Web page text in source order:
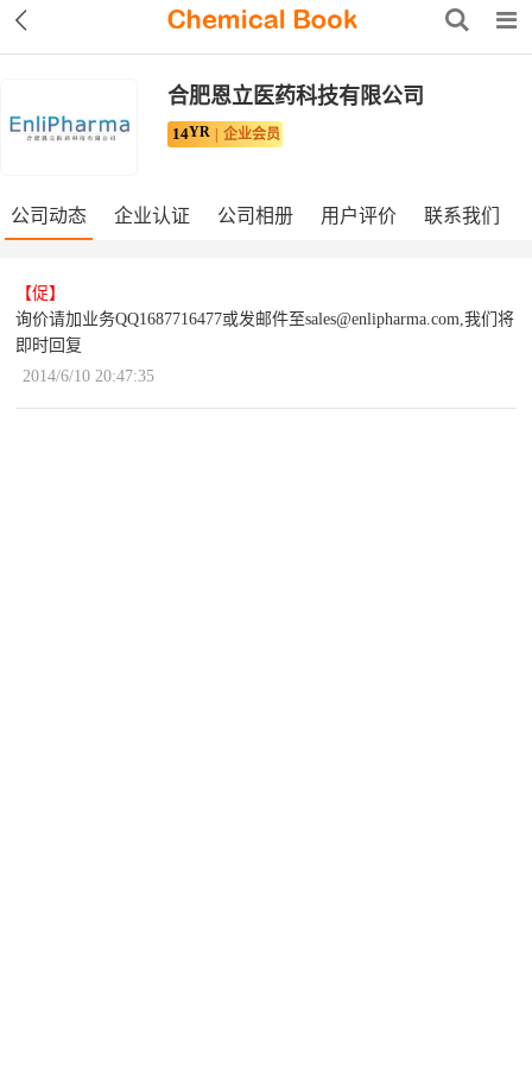
合肥恩立医药科技有限公司
14YR 企业会员
公司动态 企业认证 公司相册 用户评价 联系我们
【促】
询价请加业务QQ1687716477或发邮件至sales@enlipharma.com,我们将
即时回复
2014/6/10 20:47:35